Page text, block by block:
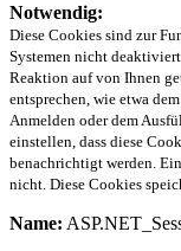
Notwendig:
Diese Cookies sind zur
Systemen nicht
Reaktion auf von Ihnen
entsprechen, wie etwa
Anmelden oder dem
einstellen, dass diese
benachrichtigt werden.
nicht. Diese Cookies
Name: